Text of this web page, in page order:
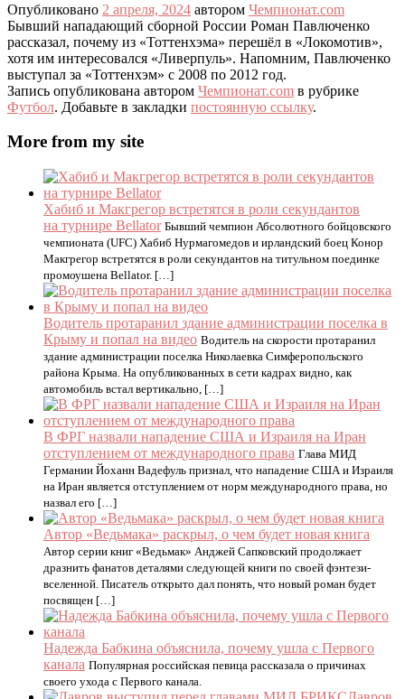
Опубликовано 2 апреля, 2024 автором Чемпионат.com
Бывший нападающий сборной России Роман Павлюченко
рассказал, почему из «Тоттенхэма» перешёл в «Локомотив»,
хотя им интересовался «Ливерпуль». Напомним, Павлюченко
выступал за «Тоттенхэм» с 2008 по 2012 год.
Запись опубликована автором Чемпионат.com в рубрике
Футбол. Добавьте в закладки постоянную ссылку.
More from my site
Хабиб и Макгрегор встретятся в роли секундантов
на турнире Bellator Бывший чемпион Абсолютного бойцовского
чемпионата (UFC) Хабиб Нурмагомедов и ирландский боец Конор
Макгрегор встретятся в роли секундантов на титульном поединке
промоушена Bellator. […]
Водитель протаранил здание администрации поселка в
Крыму и попал на видео Водитель на скорости протаранил
здание администрации поселка Николаевка Симферопольского
района Крыма. На опубликованных в сети кадрах видно, как
автомобиль встал вертикально, […]
В ФРГ назвали нападение США и Израиля на Иран
отступлением от международного права Глава МИД
Германии Йоханн Вадефуль признал, что нападение США и Израиля
на Иран является отступлением от норм международного права, но
назвал его […]
Автор «Ведьмака» раскрыл, о чем будет новая книга
Автор серии книг «Ведьмак» Анджей Сапковский продолжает
дразнить фанатов деталями следующей книги по своей фэнтези-
вселенной. Писатель открыто дал понять, что новый роман будет
посвящен […]
Надежда Бабкина объяснила, почему ушла с Первого
канала Популярная российская певица рассказала о причинах
своего ухода с Первого канала.